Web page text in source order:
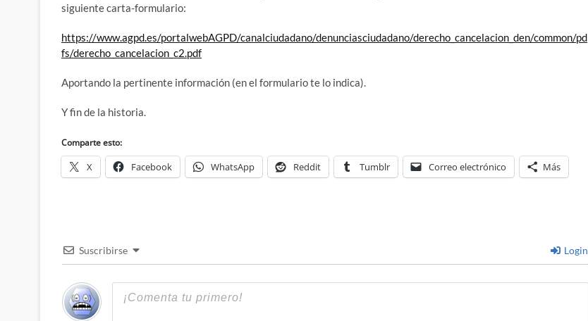
siguiente carta-formulario:
https://www.agpd.es/portalwebAGPD/canalciudadano/denunciasciudadano/derecho_cancelacion_den/common/pd
fs/derecho_cancelacion_c2.pdf
Aportando la pertinente información (en el formulario te lo indica).
Y fin de la historia.
Comparte esto:
X Facebook WhatsApp Reddit Tumblr Correo electrónico Más
Suscribirse Login